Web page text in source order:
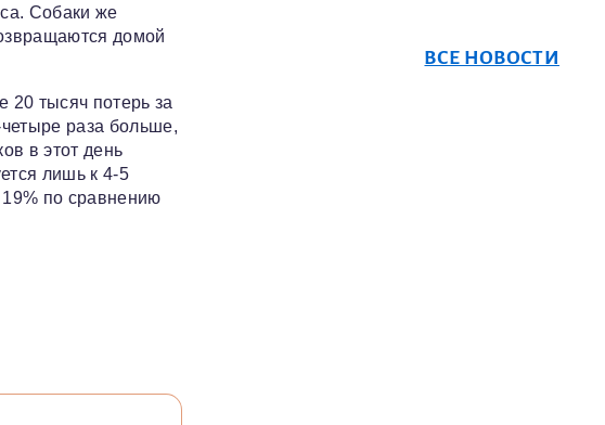
Собаки же
домой
20 тысяч потерь за
раза больше,
в этот день
лишь к 4-5
по сравнению
ВСЕ НОВОСТИ